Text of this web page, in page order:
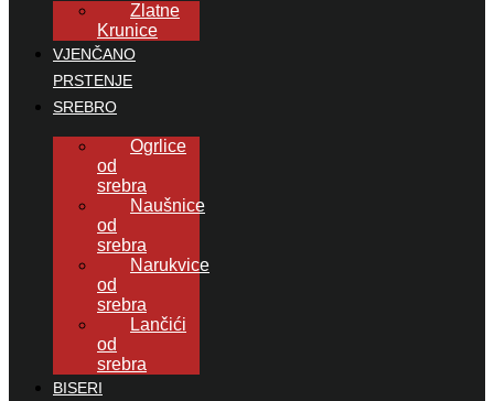
Zlatne
Krunice
VJENČANO
PRSTENJE
SREBRO
Ogrlice
od
srebra
Naušnice
od
srebra
Narukvice
od
srebra
Lančići
od
srebra
BISERI